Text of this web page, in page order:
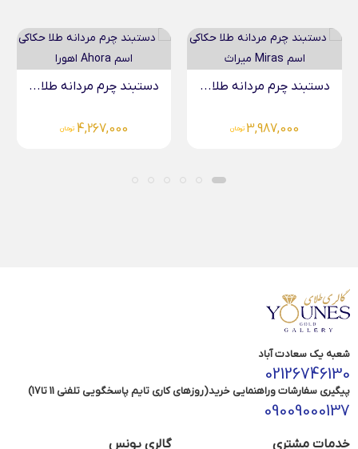
دستبند چرم مردانه طلا...
4,267,000 تومان
دستبند چرم مردانه طلا...
4,267,000 تومان
شعبه یک سعادت آباد
02126746130
پیگیری سفارشات وراهنمایی خرید(روزهای کاری تایم پاسخگویی تلفنی 11 تا17)
09009000137
خدمات مشتری گالری یونس